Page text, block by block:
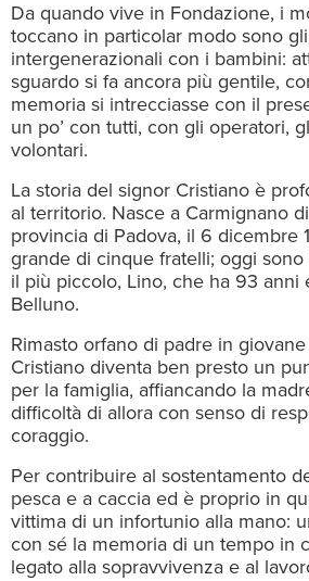
Da quando vive in Fondazione, i
toccano in particolar modo sono
intergenerazionali con i bambini:
sguardo si fa ancora più gentile,
memoria si intrecciasse con il
un po’ con tutti, con gli operatori,
volontari.
La storia del signor Cristiano è
al territorio. Nasce a Carmignano
provincia di Padova, il 6 dicembre
grande di cinque fratelli; oggi
il più piccolo, Lino, che ha 93 anni
Belluno.
Rimasto orfano di padre in
Cristiano diventa ben presto un
per la famiglia, affiancando la
difficoltà di allora con senso di
coraggio.
Per contribuire al sostentamento
pesca e a caccia ed è proprio in
vittima di un infortunio alla mano:
con sé la memoria di un tempo in
legato alla sopravvivenza e al